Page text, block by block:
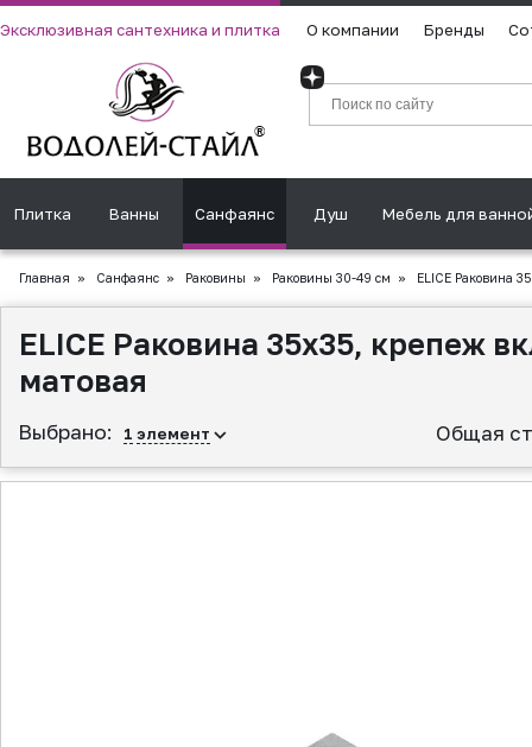
Эксклюзивная сантехника и плитка О компании Бренды
Плитка Ванны Санфаянс Душ Мебель для
Главная » Санфаянс » Раковины » Раковины 30-49 см » ELICE Раковина
ELICE Раковина 35x35, крепеж
матовая
Выбрано: 1 элемент Общая